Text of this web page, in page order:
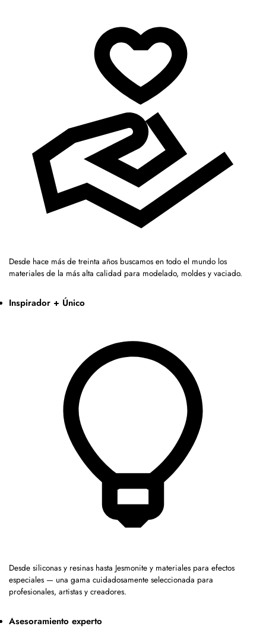
Desde hace más de treinta años buscamos en todo el mundo los
materiales de la más alta calidad para modelado, moldes y vaciado.
Inspirador + Único
Desde siliconas y resinas hasta Jesmonite y materiales para efectos
especiales — una gama cuidadosamente seleccionada para
profesionales, artistas y creadores.
Asesoramiento experto